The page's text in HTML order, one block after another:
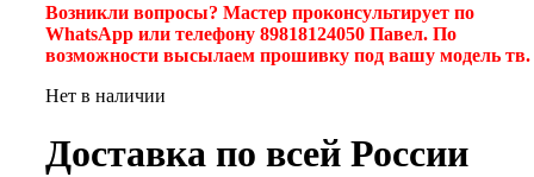
Возникли вопросы? Мастер проконсультирует по
WhatsApp или телефону 89818124050 Павел. По
возможности высылаем прошивку под вашу модель тв.
Нет в наличии
Доставка по всей России